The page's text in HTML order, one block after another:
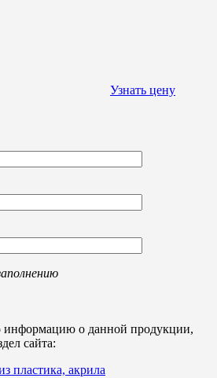
Узнать цену
информацию о данной продукции,
сайта:
пластика, акрила